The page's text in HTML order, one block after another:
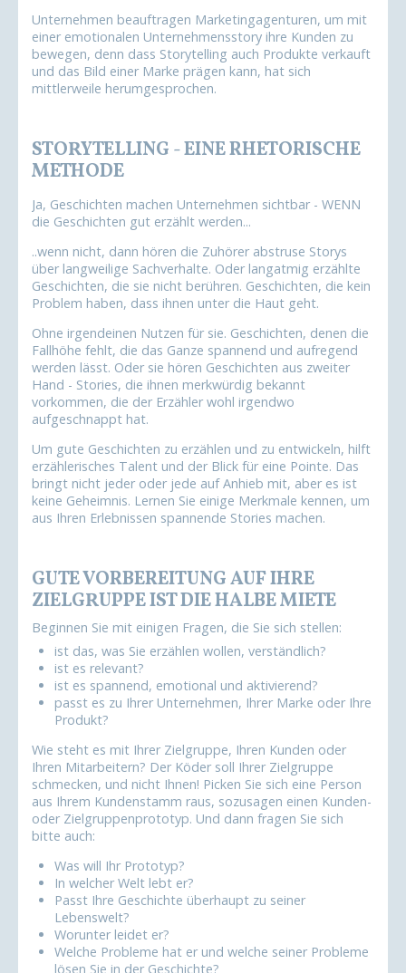
Unternehmen beauftragen Marketingagenturen, um mit
einer emotionalen Unternehmensstory ihre Kunden zu
bewegen, denn dass Storytelling auch Produkte verkauft
und das Bild einer Marke prägen kann, hat sich
mittlerweile herumgesprochen.
STORYTELLING - EINE RHETORISCHE
METHODE
Ja, Geschichten machen Unternehmen sichtbar - WENN
die Geschichten gut erzählt werden...
..wenn nicht, dann hören die Zuhörer abstruse Storys
über langweilige Sachverhalte. Oder langatmig erzählte
Geschichten, die sie nicht berühren. Geschichten, die kein
Problem haben, dass ihnen unter die Haut geht.
Ohne irgendeinen Nutzen für sie. Geschichten, denen die
Fallhöhe fehlt, die das Ganze spannend und aufregend
werden lässt. Oder sie hören Geschichten aus zweiter
Hand - Stories, die ihnen merkwürdig bekannt
vorkommen, die der Erzähler wohl irgendwo
aufgeschnappt hat.
Um gute Geschichten zu erzählen und zu entwickeln, hilft
erzählerisches Talent und der Blick für eine Pointe. Das
bringt nicht jeder oder jede auf Anhieb mit, aber es ist
keine Geheimnis. Lernen Sie einige Merkmale kennen, um
aus Ihren Erlebnissen spannende Stories machen.
GUTE VORBEREITUNG AUF IHRE
ZIELGRUPPE IST DIE HALBE MIETE
Beginnen Sie mit einigen Fragen, die Sie sich stellen:
ist das, was Sie erzählen wollen, verständlich?
ist es relevant?
ist es spannend, emotional und aktivierend?
passt es zu Ihrer Unternehmen, Ihrer Marke oder Ihre
Produkt?
Wie steht es mit Ihrer Zielgruppe, Ihren Kunden oder
Ihren Mitarbeitern? Der Köder soll Ihrer Zielgruppe
schmecken, und nicht Ihnen! Picken Sie sich eine Person
aus Ihrem Kundenstamm raus, sozusagen einen Kunden-
oder Zielgruppenprototyp. Und dann fragen Sie sich
bitte auch:
Was will Ihr Prototyp?
In welcher Welt lebt er?
Passt Ihre Geschichte überhaupt zu seiner
Lebenswelt?
Worunter leidet er?
Welche Probleme hat er und welche seiner Probleme
lösen Sie in der Geschichte?